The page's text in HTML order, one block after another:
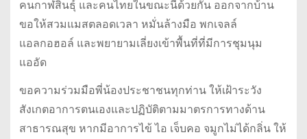
คนกาฬสินธุ์ และคนไทยในขณะนี้ด้วยกัน ออกจากบ้าน
ขอให้สวมแมสตลอดเวลา หมั่นล้างมือ พกเจลล์
แอลกอฮอล์ และพยายามเลี่ยงเข้าพื้นที่ที่มีการชุมนุม
แออัด
ขอความร่วมมือพี่น้องประชาชนทุกท่าน ให้เฝ้าระวัง
สังเกตอาการตนเองและปฏิบัติตามมาตรการทางด้าน
สาธารณสุข หากมีอาการไข้ ไอ เจ็บคอ จมูกไม่ได้กลิ่น ให้